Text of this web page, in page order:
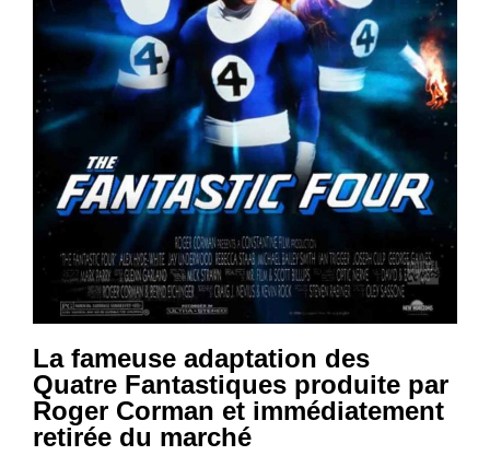
La fameuse adaptation des
Quatre Fantastiques produite par
Roger Corman et immédiatement
retirée du marché